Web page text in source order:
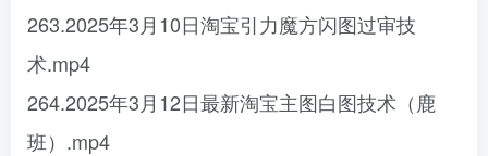
263.2025年3月10日淘宝引力魔方闪图过审技
术.mp4
264.2025年3月12日最新淘宝主图白图技术（鹿
班）.mp4